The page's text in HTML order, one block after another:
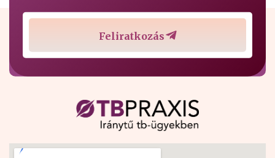
Feliratkozás